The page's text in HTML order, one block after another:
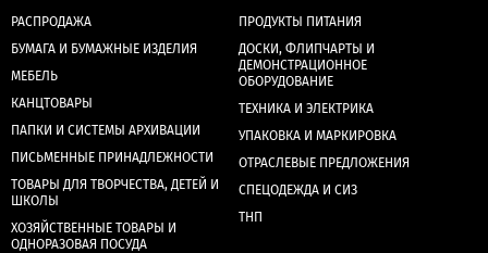
РАСПРОДАЖА
БУМАГА И БУМАЖНЫЕ ИЗДЕЛИЯ
МЕБЕЛЬ
КАНЦТОВАРЫ
ПАПКИ И СИСТЕМЫ АРХИВАЦИИ
ПИСЬМЕННЫЕ ПРИНАДЛЕЖНОСТИ
ТОВАРЫ ДЛЯ ТВОРЧЕСТВА, ДЕТЕЙ И
ШКОЛЫ
ХОЗЯЙСТВЕННЫЕ ТОВАРЫ И
ОДНОРАЗОВАЯ ПОСУДА
ПРОДУКТЫ ПИТАНИЯ
ДОСКИ, ФЛИПЧАРТЫ И
ДЕМОНСТРАЦИОННОЕ
ОБОРУДОВАНИЕ
ТЕХНИКА И ЭЛЕКТРИКА
УПАКОВКА И МАРКИРОВКА
ОТРАСЛЕВЫЕ ПРЕДЛОЖЕНИЯ
СПЕЦОДЕЖДА И СИЗ
ТНП